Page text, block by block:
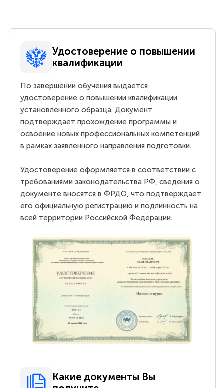
Удостоверение о повышении
квалификации
По завершении обучения выдается
удостоверение о повышении квалификации
установленного образца. Документ
подтверждает прохождение программы и
освоение новых профессиональных компетенций
в рамках заявленного направления подготовки.
Удостоверение оформляется в соответствии с
требованиями законодательства РФ, сведения о
документе вносятся в ФРДО, что подтверждает
его официальную регистрацию и подлинность на
всей территории Российской Федерации.
Какие документы Вы